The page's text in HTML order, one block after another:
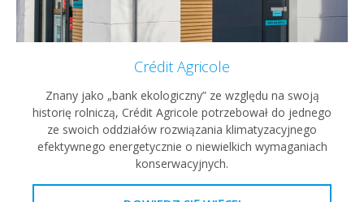
Crédit Agricole
Znany jako „bank ekologiczny” ze względu na swoją
historię rolniczą, Crédit Agricole potrzebował do jednego
ze swoich oddziałów rozwiązania klimatyzacyjnego
efektywnego energetycznie o niewielkich wymaganiach
konserwacyjnych.